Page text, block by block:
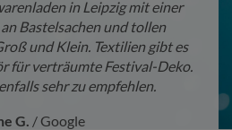
in Leipzig mit einer
Bastelsachen und tollen
und Klein. Textilien gibt es
für verträumte Festival-Deko.
sehr zu empfehlen.
G. / Google